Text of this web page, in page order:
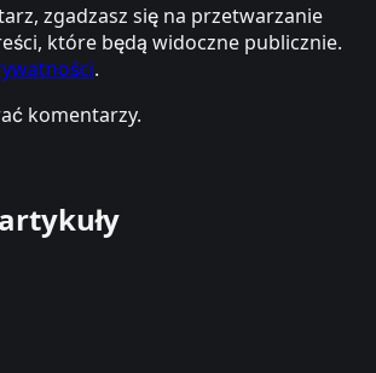
zgadzasz się na przetwarzanie
które będą widoczne publicznie.
.
komentarzy.